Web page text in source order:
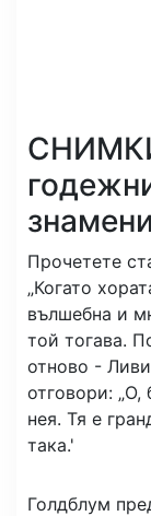
Прочетете
„Когато
вълшебна и
той тогава.
отново -
отговори:
нея. Тя е
така.'
Голдблум